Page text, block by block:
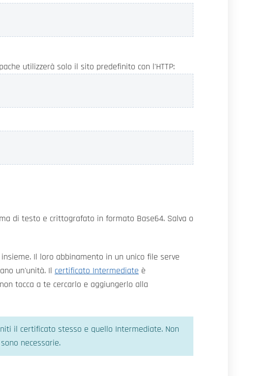
utilizzerà solo il sito predefinito con l'HTTP:
di testo e crittografato in formato Base64. Salva o
insieme. Il loro abbinamento in un unico file serve
un'unità. Il certificato Intermediate è
tocca a te cercarlo e aggiungerlo alla
il certificato stesso e quello Intermediate. Non
necessarie.